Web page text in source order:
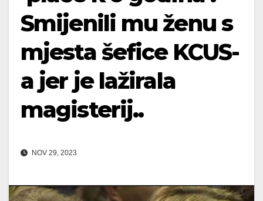
Smijenili mu ženu s
mjesta šefice KCUS-
a jer je lažirala
magisterij..
NOV 29, 2023